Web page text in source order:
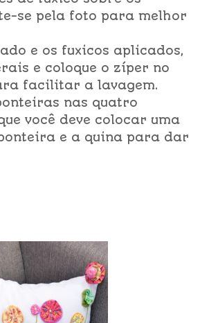
se pela foto para melhor
e os fuxicos aplicados,
e coloque o zíper no
facilitar a lavagem.
nas quatro
você deve colocar uma
e a quina para dar